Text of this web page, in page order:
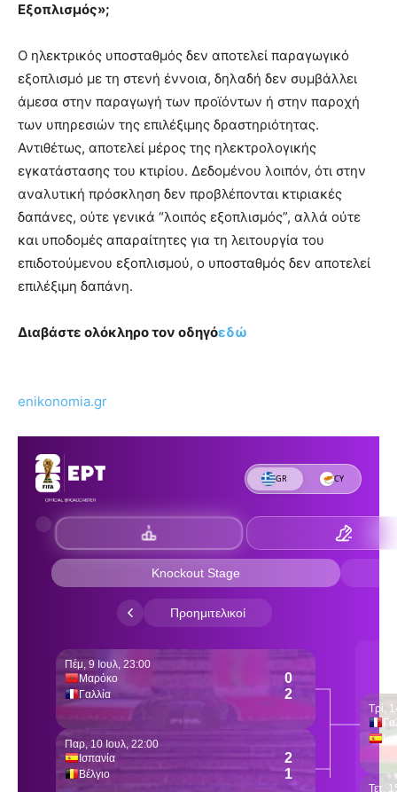
Εξοπλισμός»;
Ο ηλεκτρικός υποσταθμός δεν αποτελεί παραγωγικό
εξοπλισμό με τη στενή έννοια, δηλαδή δεν συμβάλλει
άμεσα στην παραγωγή των προϊόντων ή στην παροχή
των υπηρεσιών της επιλέξιμης δραστηριότητας.
Αντιθέτως, αποτελεί μέρος της ηλεκτρολογικής
εγκατάστασης του κτιρίου. Δεδομένου λοιπόν, ότι στην
αναλυτική πρόσκληση δεν προβλέπονται κτιριακές
δαπάνες, ούτε γενικά “λοιπός εξοπλισμός”, αλλά ούτε
και υποδομές απαραίτητες για τη λειτουργία του
επιδοτούμενου εξοπλισμού, ο υποσταθμός δεν αποτελεί
επιλέξιμη δαπάνη.
Διαβάστε ολόκληρο τον οδηγόεδώ
enikonomia.gr